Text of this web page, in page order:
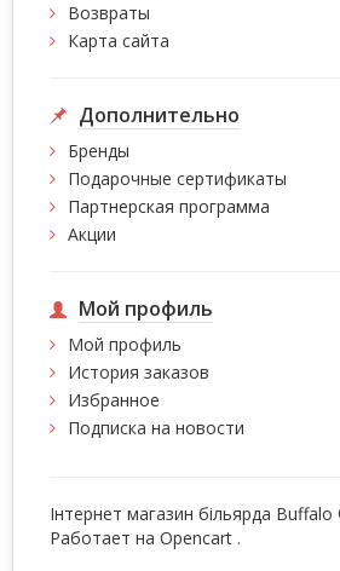
Возвраты
Карта сайта
Дополнительно
Бренды
Подарочные сертификаты
Партнерская программа
Акции
Мой профиль
Мой профиль
История заказов
Избранное
Подписка на новости
Інтернет магазин більярда
Работает на Opencart .